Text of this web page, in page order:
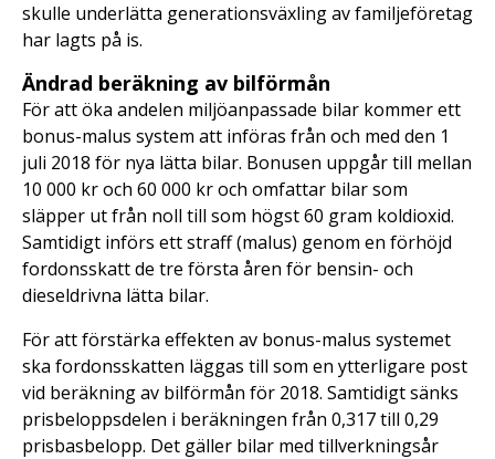
skulle underlätta generationsväxling av familjeföretag
har lagts på is.
Ändrad beräkning av bilförmån
För att öka andelen miljöanpassade bilar kommer ett
bonus-malus system att införas från och med den 1
juli 2018 för nya lätta bilar. Bonusen uppgår till mellan
10 000 kr och 60 000 kr och omfattar bilar som
släpper ut från noll till som högst 60 gram koldioxid.
Samtidigt införs ett straff (malus) genom en förhöjd
fordonsskatt de tre första åren för bensin- och
dieseldrivna lätta bilar.
För att förstärka effekten av bonus-malus systemet
ska fordonsskatten läggas till som en ytterligare post
vid beräkning av bilförmån för 2018. Samtidigt sänks
prisbeloppsdelen i beräkningen från 0,317 till 0,29
prisbasbelopp. Det gäller bilar med tillverkningsår